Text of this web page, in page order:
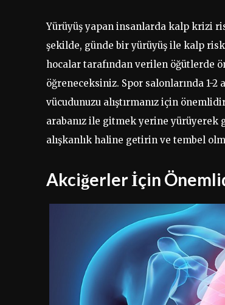
Yürüyüş yapan insanlarda kalp krizi
şekilde, günde bir yürüyüş ile kalp
hocalar tarafından verilen öğütlerde
öğreneceksiniz. Spor salonlarında 1-
vücudunuzu alıştırmanız için
arabanız ile gitmek yerine yürüyerek
alışkanlık haline getirin ve tembel
Akciğerler İçin